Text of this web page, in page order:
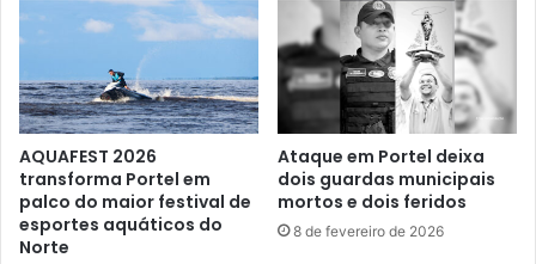
t
i
a
s
p
a
r
a
a
g
r
m
a
S
a
ú
d
e
AQUAFEST 2026
transforma Portel em
palco do maior festival de
esportes aquáticos do
Norte
Ataque em Portel deixa
dois guardas municipais
mortos e dois feridos
8 de fevereiro de 2026